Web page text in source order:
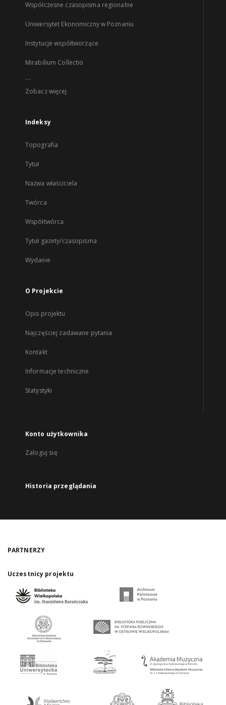
Współczesne czasopisma regionalne
Uniwersytet Ekonomiczny w Poznaniu
Instytucje współtworzące
Mirabilium Collectio
...
Zobacz więcej
Indeksy
Topografia
Tytuł
Nazwa właściciela
Twórca
Współtwórca
Tytuł gazety/czasopisma
Wydanie
O Projekcie
Opis projektu
Najczęściej zadawane pytania
Kontakt
Informacje techniczne
Statystyki
Konto użytkownika
Zaloguj się
Historia przeglądania
PARTNERZY
Uczestnicy projektu